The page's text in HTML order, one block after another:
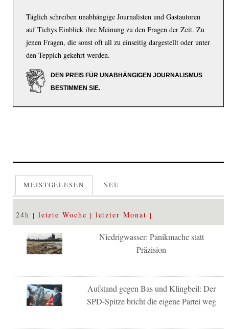
Täglich schreiben unabhängige Journalisten und Gastautoren
auf Tichys Einblick ihre Meinung zu den Fragen der Zeit. Zu
jenen Fragen, die sonst oft all zu einseitig dargestellt oder unter
den Teppich gekehrt werden.
DEN PREIS FÜR UNABHÄNGIGEN JOURNALISMUS
BESTIMMEN SIE.
MEISTGELESEN NEU
24h letzte Woche letzter Monat
Niedrigwasser: Panikmache statt
Präzision
Aufstand gegen Bas und Klingbeil: Der
SPD-Spitze bricht die eigene Partei weg